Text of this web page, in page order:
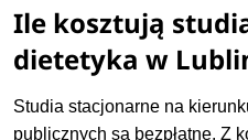
Ile kosztują
dietetyka w
Studia stacjonarne na
publicznych są bezpłatne. Z